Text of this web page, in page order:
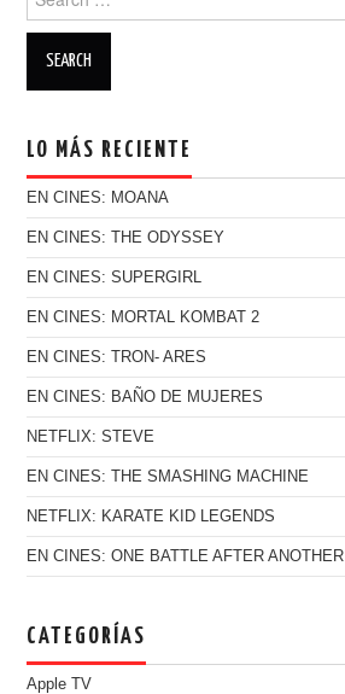
LO MÁS RECIENTE
EN CINES: MOANA
EN CINES: THE ODYSSEY
EN CINES: SUPERGIRL
EN CINES: MORTAL KOMBAT 2
EN CINES: TRON- ARES
EN CINES: BAÑO DE MUJERES
NETFLIX: STEVE
EN CINES: THE SMASHING MACHINE
NETFLIX: KARATE KID LEGENDS
EN CINES: ONE BATTLE AFTER ANOTHER
CATEGORÍAS
Apple TV